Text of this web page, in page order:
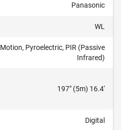
Panasonic
WL
Motion, Pyroelectric, PIR (Passive
Infrared)
197" (5m) 16.4'
Digital